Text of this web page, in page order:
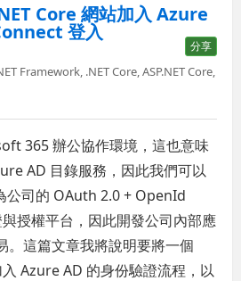
Core 網站加入 Azure
登入
分享
Framework .NET Core ,ASP.NET Core
365 辦公協作環境，這也意味
AD 目錄服務，因此我們可以
公司的 OAuth 2.0 + OpenId
授權平台，因此開發公司內部應
。這篇文章我將說明要將一個
Azure AD 的身份驗證流程，以